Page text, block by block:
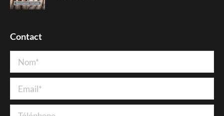
Contact